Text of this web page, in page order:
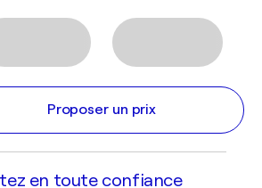
Proposer un prix
en toute confiance